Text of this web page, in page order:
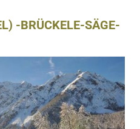
-BRÜCKELE-SÄGE-